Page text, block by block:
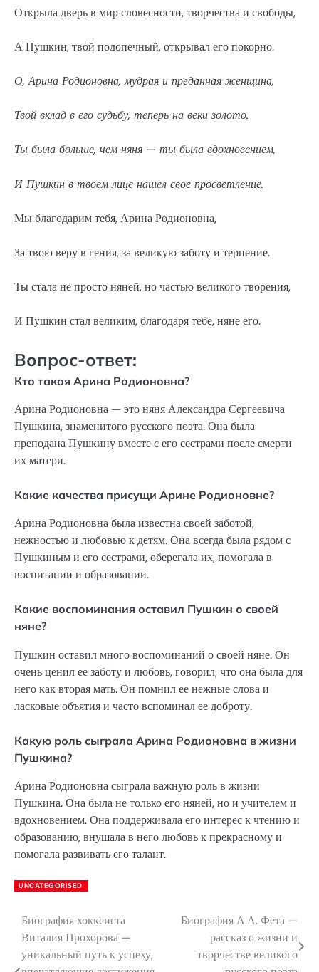
Открыла дверь в мир словесности, творчества и свободы,
А Пушкин, твой подопечный, открывал его покорно.
О, Арина Родионовна, мудрая и преданная женщина,
Твой вклад в его судьбу, теперь на веки золото.
Ты была больше, чем няня — ты была вдохновением,
И Пушкин в твоем лице нашел свое просветление.
Мы благодарим тебя, Арина Родионовна,
За твою веру в гения, за великую заботу и терпение.
Ты стала не просто няней, но частью великого творения,
И Пушкин стал великим, благодаря тебе, няне его.
Вопрос-ответ:
Кто такая Арина Родионовна?
Арина Родионовна — это няня Александра Сергеевича
Пушкина, знаменитого русского поэта. Она была
преподана Пушкину вместе с его сестрами после смерти
их матери.
Какие качества присущи Арине Родионовне?
Арина Родионовна была известна своей заботой,
нежностью и любовью к детям. Она всегда была рядом с
Пушкиным и его сестрами, оберегала их, помогала в
воспитании и образовании.
Какие воспоминания оставил Пушкин о своей
няне?
Пушкин оставил много воспоминаний о своей няне. Он
очень ценил ее заботу и любовь, говорил, что она была для
него как вторая мать. Он помнил ее нежные слова и
ласковые объятия и часто вспоминал ее доброту.
Какую роль сыграла Арина Родионовна в жизни
Пушкина?
Арина Родионовна сыграла важную роль в жизни
Пушкина. Она была не только его няней, но и учителем и
вдохновением. Она поддерживала его интерес к чтению и
образованию, внушала в него любовь к прекрасному и
помогала развивать его талант.
UNCATEGORISED
Навигация
по
Биография хоккеиста
Виталия Прохорова —
уникальный путь к успеху,
Биография А.А. Фета —
рассказ о жизни и
творчестве великого